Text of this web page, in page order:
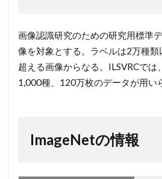
画像認識研究のための研究用標準
像を対象とする。ラベルは2万種
超える画像からなる。ILSVRCで
1,000種、120万枚のデータが用い
ImageNetの情報